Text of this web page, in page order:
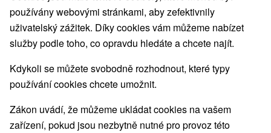
O ZAŘÍZENÍ VYBAVENÍ
používány webovými stránkami, aby zefektivnily
uživatelský zážitek. Díky cookies vám můžeme nabízet
služby podle toho, co opravdu hledáte a chcete najít.
Kdykoli se můžete svobodně rozhodnout, které typy
používání cookies chcete umožnit.
Zákon uvádí, že můžeme ukládat cookies na vašem
zařízení, pokud jsou nezbytně nutné pro provoz této